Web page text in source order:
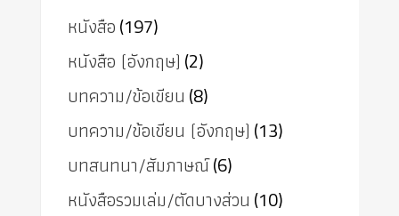
หนังสือ(197)
หนังสือ (อังกฤษ) (2)
บทความ/ข้อเขียน (8)
บทความ/ข้อเขียน (อังกฤษ) (13)
บทสนทนา/สัมภาษณ์(6)
หนังสือรวมเล่ม/ตัดบางส่วน (10)